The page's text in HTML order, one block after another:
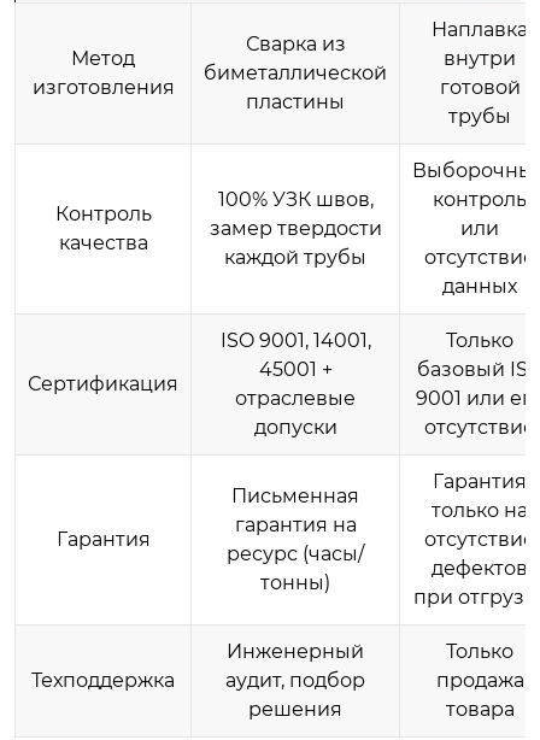
Метод
изготовления
Сварка из
биметаллической
пластины
Наплавка
внутри
готовой
трубы
Контроль
качества
100% УЗК швов,
замер твердости
каждой трубы
контроль
или
отсутствие
данных
Сертификация
ISO 9001, 14001,
45001 +
отраслевые
допуски
Только
базовый
9001 или
отсутствие
Гарантия
Письменная
гарантия на
ресурс (часы/
тонны)
Гарантия
только на
отсутствие
дефектов
при
Техподдержка
Инженерный
аудит, подбор
решения
Только
продажа
товара